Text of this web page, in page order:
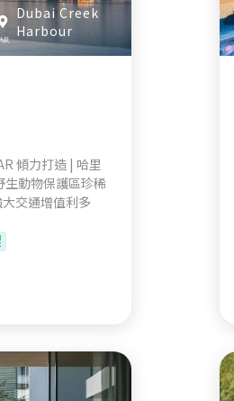
Dubai Creek
Harbour
力打造 | 哈里
生動物保護區珍稀
線強大交通增值利多